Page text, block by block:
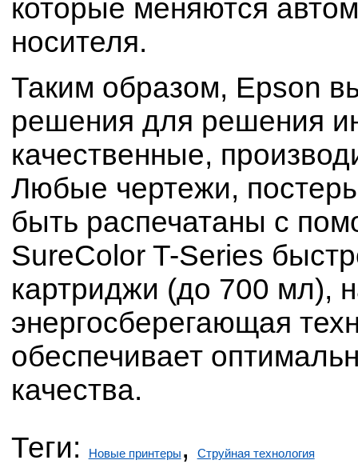
которые меняются
носителя.
Таким образом, Epson
решения для решения
качественные,
Любые чертежи,
быть распечатаны с
SureColor T-Series
картриджи (до 700 мл),
энергосберегающая
обеспечивает
качества.
Теги:
Новые принтеры , Струйная технология